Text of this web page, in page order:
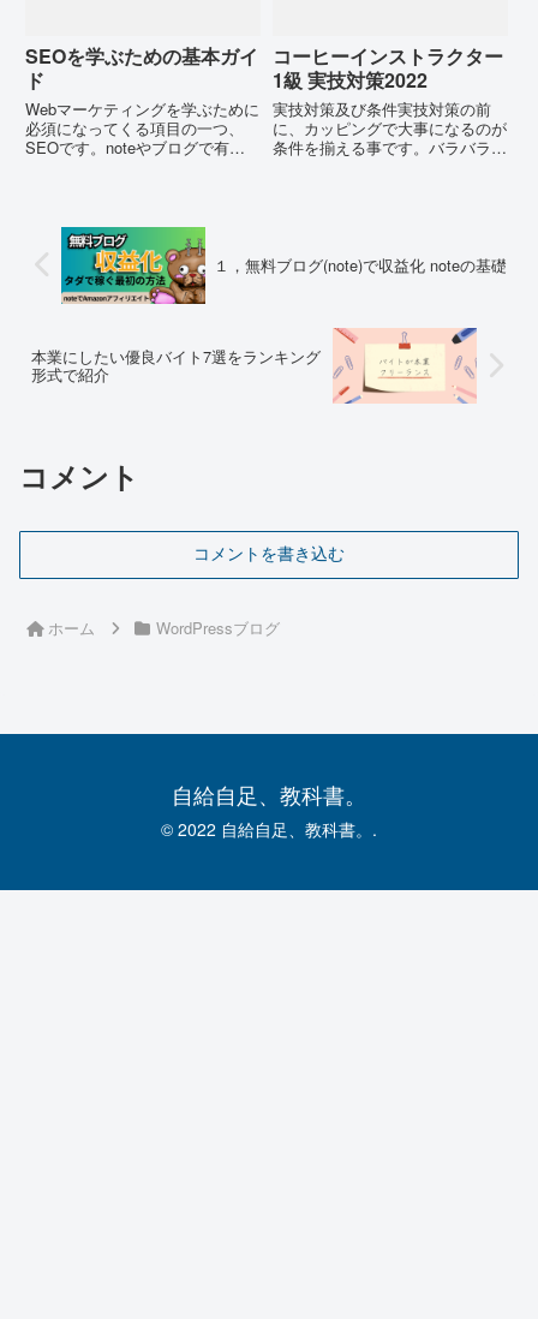
SEOを学ぶための基本ガイ
ド
Webマーケティングを学ぶために
必須になってくる項目の一つ、
SEOです。noteやブログで有料
な理由があります。・欲しい人に
届いていない・そもそもコン...
コーヒーインストラクター
1級 実技対策2022
実技対策及び条件実技対策の前
に、カッピングで大事になるのが
条件を揃える事です。バラバラの
１，無料ブログ(note)で収益化 noteの基礎
本業にしたい優良バイト7選をランキング
形式で紹介
コメント
コメントを書き込む
ホーム WordPressブログ
自給自足、教科書。
© 2022 自給自足、教科書。.